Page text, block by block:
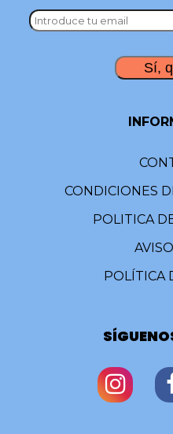
CONDICIONES
POLITICA
POLÍTICA